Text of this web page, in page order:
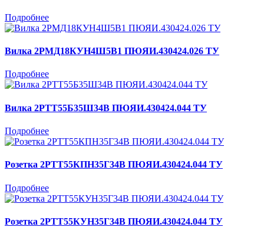
Подробнее
Вилка 2РМД18КУН4Ш5В1 ПЮЯИ.430424.026 ТУ
Подробнее
Вилка 2РТТ55Б35Ш34В ПЮЯИ.430424.044 ТУ
Подробнее
Розетка 2РТТ55КПН35Г34В ПЮЯИ.430424.044 ТУ
Подробнее
Розетка 2РТТ55КУН35Г34В ПЮЯИ.430424.044 ТУ